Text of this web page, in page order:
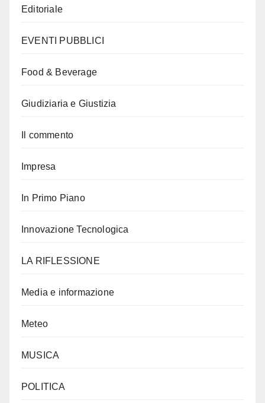
Editoriale
EVENTI PUBBLICI
Food & Beverage
Giudiziaria e Giustizia
Il commento
Impresa
In Primo Piano
Innovazione Tecnologica
LA RIFLESSIONE
Media e informazione
Meteo
MUSICA
POLITICA